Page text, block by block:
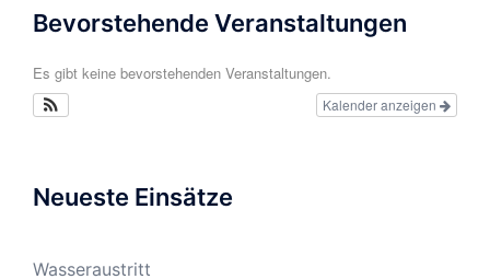
Bevorstehende Veranstaltungen
Es gibt keine bevorstehenden Veranstaltungen.
Kalender anzeigen
Neueste Einsätze
Wasseraustritt